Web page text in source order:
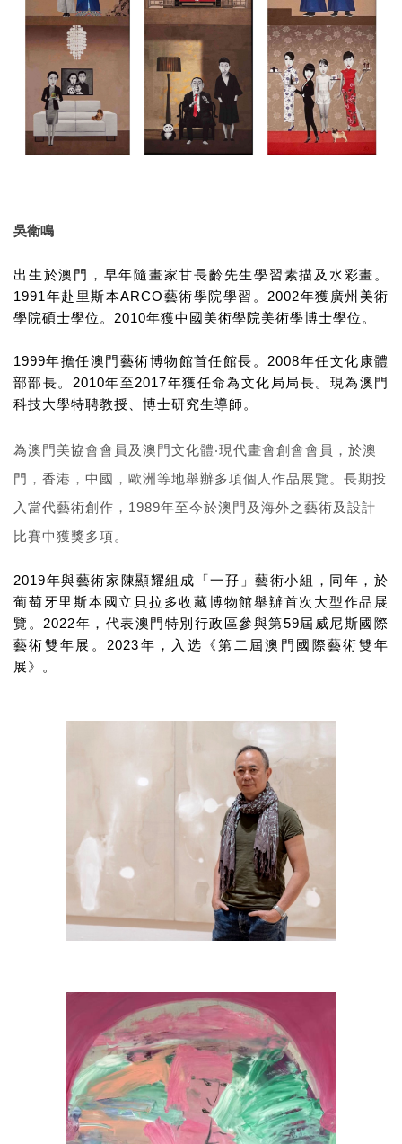
吳衛鳴
出生於澳門，早年隨畫家甘長齡先生學習素描及水彩畫。
1991年赴里斯本ARCO藝術學院學習。 2002年獲廣州美術
學院碩士學位。 2010年獲中國美術學院美術學博士學位。
1999年擔任澳門藝術博物館首任館長。 2008年任文化康體
部部長。 2010年至2017年獲任命為文化局局長。現為澳門
科技大學特聘教授、博士研究生導師。
為澳門美協會會員及澳門文化體‧現代畫會創會會員，於澳
門，香港，中國，歐洲等地舉辦多項個人作品展覽。長期投
入當代藝術創作， 1989年至今於澳門及海外之藝術及設計
比賽中獲獎多項。
2019年與藝術家陳顯耀組成「一孖」藝術小組，同年，於
葡萄牙里斯本國立貝拉多收藏博物館舉辦首次大型作品展
覽。 2022年，代表澳門特別行政區參與第59屆威尼斯國際
藝術雙年展。 2023年，入选《第二屆澳門國際藝術雙年
展》。